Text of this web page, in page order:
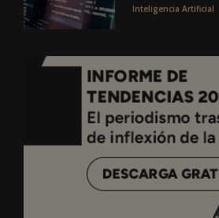
Inteligencia Artificial